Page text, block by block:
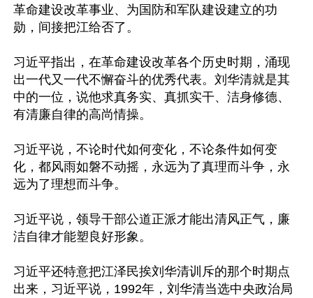
革命建设改革事业、为国防和军队建设建立的功
勋，间接把江给否了。
习近平指出，在革命建设改革各个历史时期，涌现
出一代又一代不懈奋斗的优秀代表。刘华清就是其
中的一位，说他求真务实、真抓实干、洁身修德、
有清廉自律的高尚情操。
习近平说，不论时代如何变化，不论条件如何变
化，都风雨如磐不动摇，永远为了真理而斗争，永
远为了理想而斗争。
习近平说，领导干部公道正派才能出清风正气，廉
洁自律才能塑良好形象。
习近平还特意把江泽民挨刘华清训斥的那个时期点
出来，习近平说，1992年，刘华清当选中央政治局